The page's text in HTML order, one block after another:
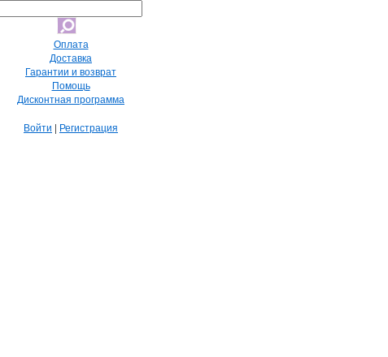
Оплата
Доставка
Гарантии и возврат
Помощь
Дисконтная программа
Войти | Регистрация